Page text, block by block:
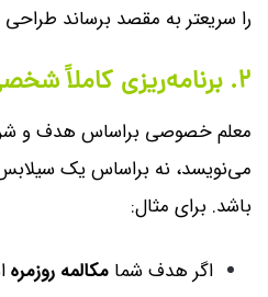
را سریعتر به مقصد برساند
۲. برنامه‌ریزی کاملاً شخصی‌سازی‌شده
معلم خصوصی براساس هدف و
می‌نویسد، نه براساس یک
باشد. برای مثال:
اگر هدف شما مکالمه روزمره